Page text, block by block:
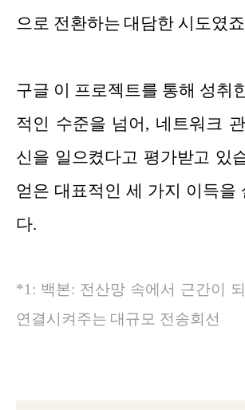
으로 전환하는 대담한 시도였
구글 이 프로젝트를 통해 성취
적인 수준을 넘어, 네트워크
신을 일으켰다고 평가받고 있
얻은 대표적인 세 가지 이득을
다.
*1: 백본: 전산망 속에서 근간이
연결시켜주는 대규모 전송회선